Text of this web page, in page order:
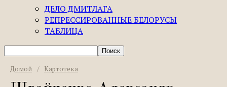
ДЕЛО ДМИТЛАГА
РЕПРЕССИРОВАННЫЕ БЕЛОРУСЫ
ТАБЛИЦА
Домой / Картотека